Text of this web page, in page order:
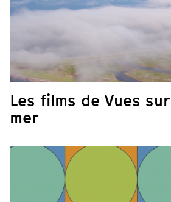
Les films de Vues sur
mer